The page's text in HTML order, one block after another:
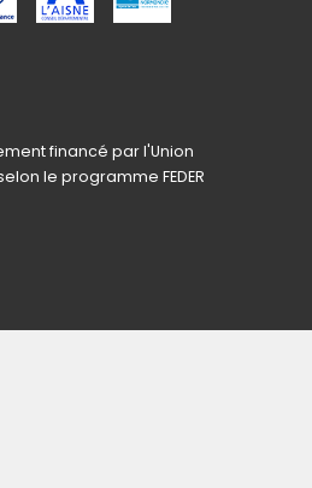
financé par l'Union
le programme FEDER